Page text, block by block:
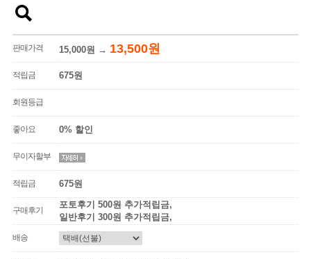
판매가격 15,000원 → 13,500원
적립금 675원
회원등급
좋아요 0% 할인
무이자할부
적립금 675원
구매후기
포토후기 500원 추가적립금,
일반후기 300원 추가적립금,
배송